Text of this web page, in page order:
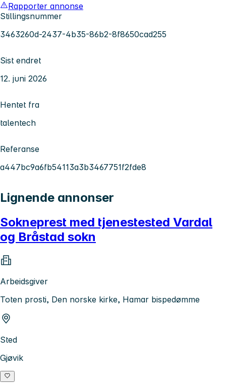
Rapporter annonse
Stillingsnummer
3463260d-2437-4b35-86b2-8f8650cad255
Sist endret
12. juni 2026
Hentet fra
talentech
Referanse
a447bc9a6fb54113a3b3467751f2fde8
Lignende annonser
Sokneprest med tjenestested Vardal
og Bråstad sokn
Arbeidsgiver
Toten prosti, Den norske kirke, Hamar bispedømme
Sted
Gjøvik